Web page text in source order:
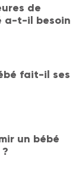
de
a-t-il besoin
fait-il ses
un bébé